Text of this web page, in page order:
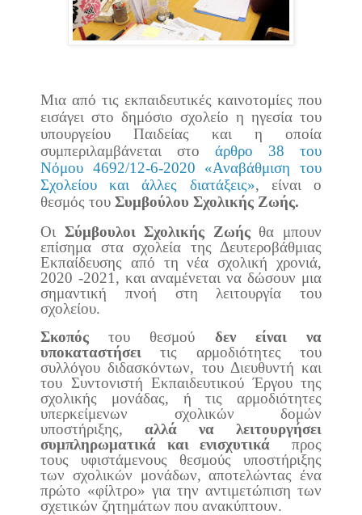
Μια από τις εκπαιδευτικές καινοτομίες που
εισάγει στο δημόσιο σχολείο η ηγεσία του
υπουργείου Παιδείας και η οποία
συμπεριλαμβάνεται στο άρθρο 38 του
Νόμου 4692/12-6-2020 «Αναβάθμιση του
Σχολείου και άλλες διατάξεις», είναι ο
θεσμός του Συμβούλου Σχολικής Ζωής.
Οι Σύμβουλοι Σχολικής Ζωήςθα μπουν
επίσημα στα σχολεία της Δευτεροβάθμιας
Εκπαίδευσης από τη νέα σχολική χρονιά,
2020 -2021, και αναμένεται να δώσουν μια
σημαντική πνοή στη λειτουργία του
σχολείου.
Σκοπόςτου θεσμού δεν είναι να
υποκαταστήσει τις αρμοδιότητες του
συλλόγου διδασκόντων, του Διευθυντή και
του Συντονιστή Εκπαιδευτικού Έργου της
σχολικής μονάδας, ή τις αρμοδιότητες
υπερκείμενων σχολικών δομών
υποστήριξης, αλλά να λειτουργήσει
συμπληρωματικά και ενισχυτικά
προς
τους υφιστάμενους θεσμούς υποστήριξης
των σχολικών μονάδων, αποτελώντας ένα
πρώτο «φίλτρο» για την αντιμετώπιση των
σχετικών ζητημάτων που ανακύπτουν.